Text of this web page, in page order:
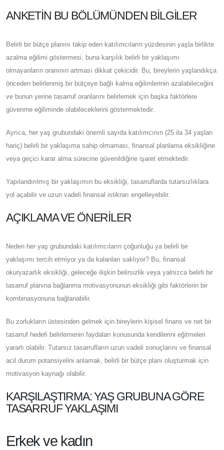
ANKETIN BU BÖLÜMÜNDEN BILGILER
Belirli bir bütçe planını takip eden katılımcıların yüzdesinin yaşla birlikte
azalma eğilimi göstermesi, buna karşılık belirli bir yaklaşımı
olmayanların oranının artması dikkat çekicidir. Bu, bireylerin yaşlandıkça
önceden belirlenmiş bir bütçeye bağlı kalma eğilimlerinin azalabileceğini
ve bunun yerine tasarruf oranlarını belirlemek için başka faktörlere
güvenme eğiliminde olabileceklerini göstermektedir.
Ayrıca, her yaş grubundaki önemli sayıda katılımcının (25 ila 34 yaşları
hariç) belirli bir yaklaşıma sahip olmaması, finansal planlama eksikliğine
veya geçici karar alma sürecine güvenildiğine işaret etmektedir.
Yapılandırılmış bir yaklaşımın bu eksikliği, tasarruflarda tutarsızlıklara
yol açabilir ve uzun vadeli finansal istikrarı engelleyebilir.
AÇIKLAMA VE ÖNERILER
Neden her yaş grubundaki katılımcıların çoğunluğu ya belirli bir
yaklaşımı tercih etmiyor ya da kalanları saklıyor? Bu, finansal
okuryazarlık eksikliği, geleceğe ilişkin belirsizlik veya yalnızca belirli bir
tasarruf planına bağlanma motivasyonunun eksikliği gibi faktörlerin bir
kombinasyonuna bağlanabilir.
Bu zorlukların üstesinden gelmek için bireylerin kişisel finans ve net bir
tasarruf hedefi belirlemenin faydaları konusunda kendilerini eğitmeleri
yararlı olabilir. Tutarsız tasarrufların uzun vadeli sonuçlarını ve finansal
acil durum potansiyelini anlamak, belirli bir bütçe planı oluşturmak için
motivasyon kaynağı olabilir.
KARŞILAŞTIRMA: YAŞ GRUBUNA GÖRE
TASARRUF YAKLAŞIMI
Erkek ve kadın